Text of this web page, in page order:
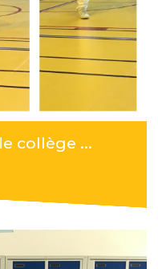
collège ...